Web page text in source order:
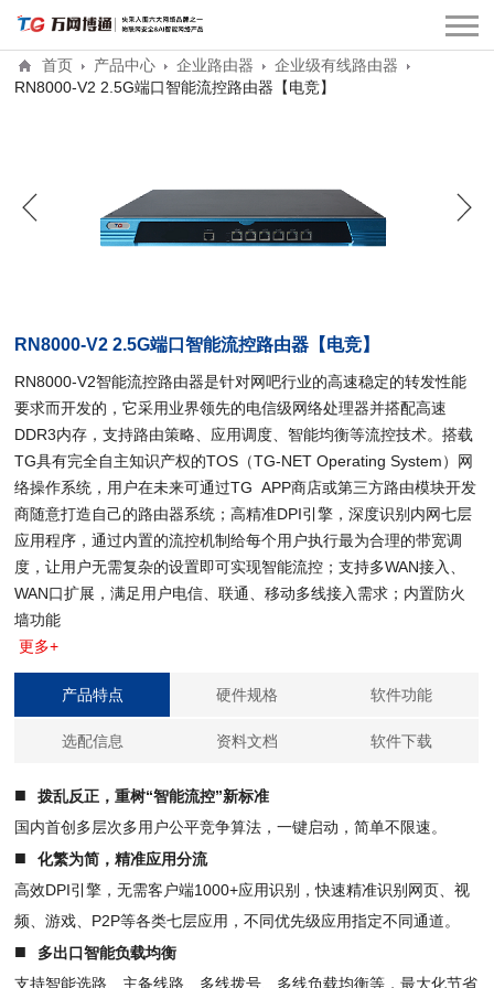
首页 产品中心 企业路由器
企业级有线路由器
RN8000-V2 2.5G端口智能流控路由器【电竞】
RN8000-V2 2.5G端口智能流控路由器【电竞】
RN8000-V2智能流控路由器是针对网吧行业的高速稳定的转发性能
要求而开发的，它采用业界领先的电信级网络处理器并搭配高速
DDR3内存，支持路由策略、应用调度、智能均衡等流控技术。搭载
TG具有完全自主知识产权的TOS（TG-NET Operating System）网
络操作系统，用户在未来可通过TG APP商店或第三方路由模块开发
商随意打造自己的路由器系统；高精准DPI引擎，深度识别内网七层
应用程序，通过内置的流控机制给每个用户执行最为合理的带宽调
度，让用户无需复杂的设置即可实现智能流控；支持多WAN接入、
WAN口扩展，满足用户电信、联通、移动多线接入需求；内置防火
墙功能
更多+
产品特点 硬件规格 软件功能
选配信息 资料文档 软件下载
■拨乱反正，重树“智能流控”新标准
国内首创多层次多用户公平竞争算法，一键启动，简单不限速。
■化繁为简，精准应用分流
高效DPI引擎，无需客户端1000+应用识别，快速精准识别网页、视
频、游戏、P2P等各类七层应用，不同优先级应用指定不同通道。
■
多出口智能负载均衡
支持智能选路、主备线路、多线拨号、多线负载均衡等，最大化节省